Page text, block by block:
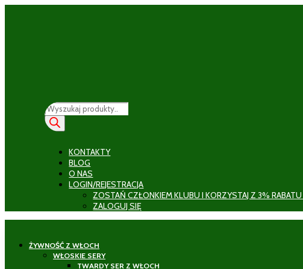
Wyszukiwarka
produktów
KONTAKTY
BLOG
O NAS
LOGIN/REJESTRACJA
ZOSTAŃ CZŁONKIEM KLUBU I KORZYSTAJ Z 3%
ZALOGUJ SIĘ
ŻYWNOŚĆ Z WŁOCH
WŁOSKIE SERY
TWARDY SER Z WŁOCH